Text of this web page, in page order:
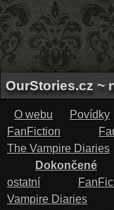
OurStories.cz ~
O webu Povídky
FanFiction
The Vampire Diaries
Dokončené
ostatní
Vampire Diaries